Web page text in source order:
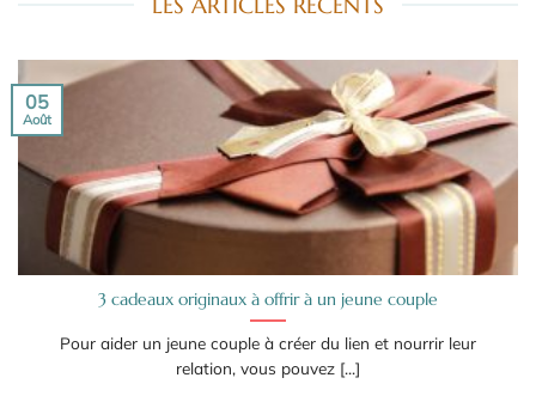
3 cadeaux originaux à offrir à un jeune couple
Pour aider un jeune couple à créer du lien et nourrir leur
relation, vous pouvez [...]
05
Août